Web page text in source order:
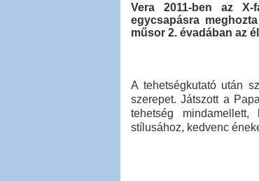
Vera 2011-ben az
egycsapásra
műsor 2. évadában az
A tehetségkutató után
szerepet. Játszott a
tehetség
stílusához, kedvenc